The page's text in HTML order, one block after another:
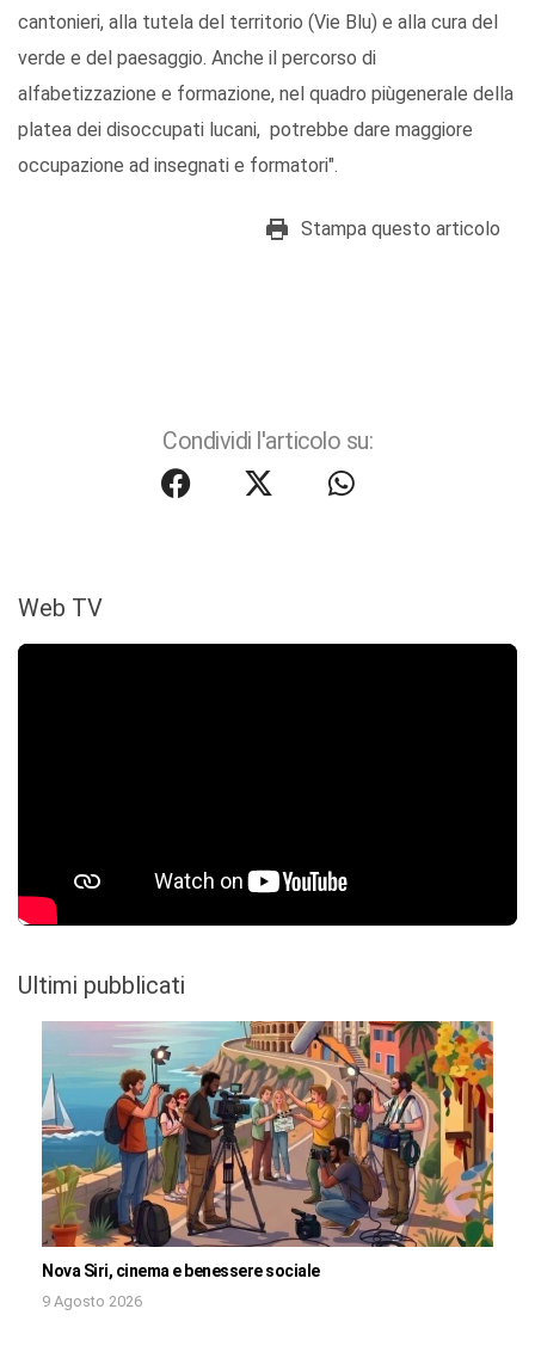
cantonieri, alla tutela del territorio (Vie Blu) e alla cura del
verde e del paesaggio. Anche il percorso di
alfabetizzazione e formazione, nel quadro piùgenerale della
platea dei disoccupati lucani, potrebbe dare maggiore
occupazione ad insegnati e formatori".
Stampa questo articolo
Condividi l'articolo su:
Web TV
Ultimi pubblicati
Nova Siri, cinema e benessere sociale
9 Agosto 2026